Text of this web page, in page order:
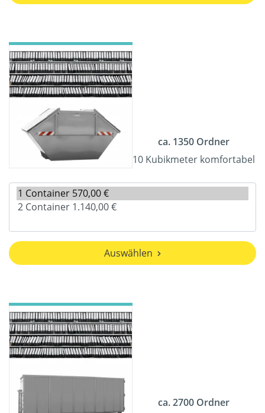
ca. 1350 Ordner
10 Kubikmeter komfortabel
Auswählen
ca. 2700 Ordner